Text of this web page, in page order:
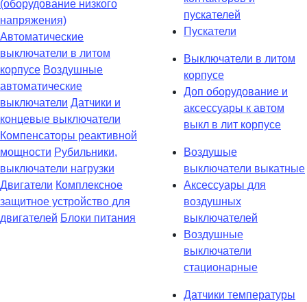
(оборудование низкого
напряжения)
Автоматические
выключатели в литом
корпусе Воздушные
автоматические
выключатели Датчики и
концевые выключатели
Компенсаторы реактивной
мощности Рубильники,
выключатели нагрузки
Двигатели Комплексное
защитное устройство для
двигателей Блоки питания
пускателей
Пускатели
Выключатели в литом
корпусе
Доп оборудование и
аксессуары к автом
выкл в лит корпусе
Воздушые
выключатели выкатные
Аксессуары для
воздушных
выключателей
Воздушные
выключатели
стационарные
Датчики температуры